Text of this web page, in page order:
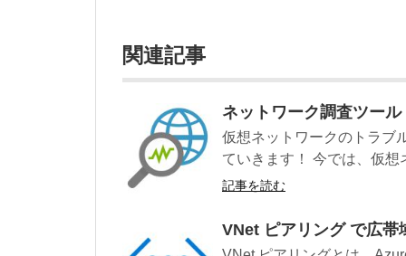
関連記事
ネットワーク調査ツー
仮想ネットワークのトラブ
ていきます！ 今では、仮想
記事を読む
VNet ピアリング で広帯